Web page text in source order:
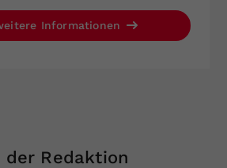
Informationen
der Redaktion